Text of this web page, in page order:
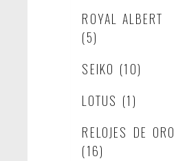
ROYAL ALBERT
(5)
SEIKO (10)
LOTUS (1)
RELOJES DE ORO
(16)